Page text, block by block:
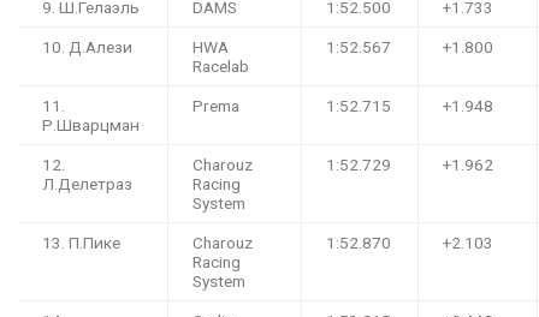
9. Ш.Гелаэль DAMS 1:52.500 +1.733
10. Д.Алези
HWA
Racelab
1:52.567 +1.800
11.
Р.Шварцман
Prema 1:52.715 +1.948
12.
Л.Делетраз
Charouz
Racing
System
1:52.729 +1.962
13. П.Пике
Charouz
Racing
System
1:52.870 +2.103